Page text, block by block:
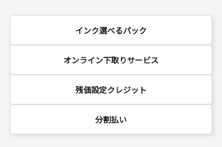
インク選べるパック
オンライン下取りサービス
残価設定クレジット
分割払い